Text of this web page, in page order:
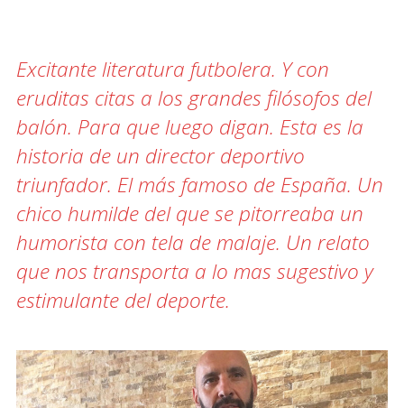
Excitante literatura futbolera. Y con
eruditas citas a los grandes filósofos del
balón. Para que luego digan. Esta es la
historia de un director deportivo
triunfador. El más famoso de España. Un
chico humilde del que se pitorreaba un
humorista con tela de malaje. Un relato
que nos transporta a lo mas sugestivo y
estimulante del deporte.